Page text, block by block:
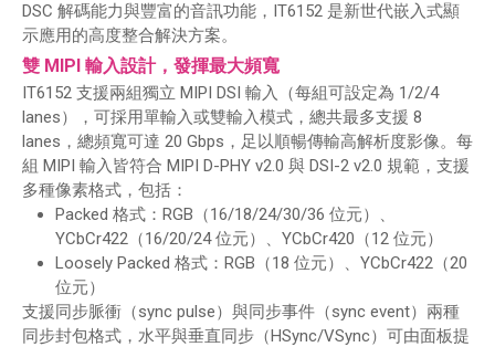
DSC 解碼能力與豐富的音訊功能，IT6152 是新世代嵌入式顯
示應用的高度整合解決方案。
雙 MIPI 輸入設計，發揮最大頻寬
IT6152 支援兩組獨立 MIPI DSI 輸入（每組可設定為 1/2/4
lanes），可採用單輸入或雙輸入模式，總共最多支援 8
lanes，總頻寬可達 20 Gbps，足以順暢傳輸高解析度影像。每
組 MIPI 輸入皆符合 MIPI D-PHY v2.0 與 DSI-2 v2.0 規範，支援
多種像素格式，包括：
Packed 格式：RGB（16/18/24/30/36 位元）、
YCbCr422（16/20/24 位元）、YCbCr420（12 位元）
Loosely Packed 格式：RGB（18 位元）、YCbCr422（20
位元）
支援同步脈衝（sync pulse）與同步事件（sync event）兩種
同步封包格式，水平與垂直同步（HSync/VSync）可由面板提